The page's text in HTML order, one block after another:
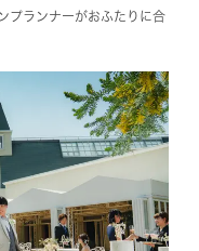
プランナーがおふたりに合